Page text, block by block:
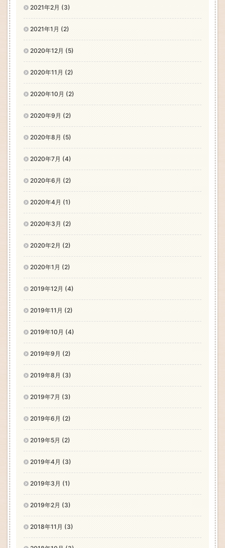
2021年2月 (3)
2021年1月 (2)
2020年12月 (5)
2020年11月 (2)
2020年10月 (2)
2020年9月 (2)
2020年8月 (5)
2020年7月 (4)
2020年6月 (2)
2020年4月 (1)
2020年3月 (2)
2020年2月 (2)
2020年1月 (2)
2019年12月 (4)
2019年11月 (2)
2019年10月 (4)
2019年9月 (2)
2019年8月 (3)
2019年7月 (3)
2019年6月 (2)
2019年5月 (2)
2019年4月 (3)
2019年3月 (1)
2019年2月 (3)
2018年11月 (3)